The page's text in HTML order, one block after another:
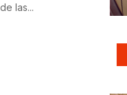
las...